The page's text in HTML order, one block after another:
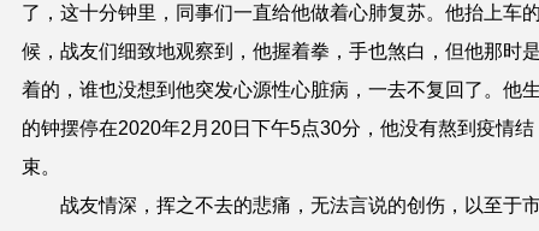
了，这十分钟里，同事们一直给他做着心肺复苏。他抬上车
候，战友们细致地观察到，他握着拳，手也煞白，但他那时
着的，谁也没想到他突发心源性心脏病，一去不复回了。他
的钟摆停在2020年2 月 20日下午5点30分，他没有熬到疫情结
束。
战友情深，挥之不去的悲痛，无法言说的创伤，以至于